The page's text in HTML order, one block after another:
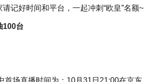
记好时间和平台，一起冲刺“欧皇”名额~
100台